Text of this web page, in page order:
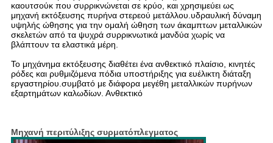
καουτσούκ που συρρικνώνεται σε κρύο, και χρησιμεύει ως
μηχανή εκτόξευσης πυρήνα στερεού μετάλλου.υδραυλική δύναμη
υψηλής ώθησης για την ομαλή ώθηση των άκαμπτων μεταλλικών
σκελετών από τα ψυχρά συρρικνωτικά μανδύα χωρίς να
βλάπτουν τα ελαστικά μέρη.
Το μηχάνημα εκτόξευσης διαθέτει ένα ανθεκτικό πλαίσιο, κινητές
ρόδες και ρυθμιζόμενα πόδια υποστήριξης για ευέλικτη διάταξη
εργαστηρίου.συμβατό με διάφορα μεγέθη μεταλλικών πυρήνων
εξαρτημάτων καλωδίων. ΑνθεκτικόΗ κατασκευή και ο ακριβής
Μηχανή περιτύλιξης συρματόπλεγματος